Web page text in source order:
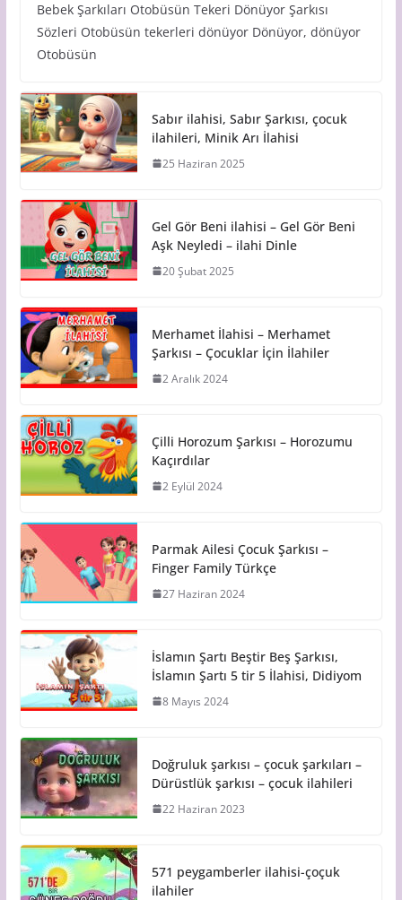
Bebek Şarkıları Otobüsün Tekeri Dönüyor Şarkısı
Sözleri Otobüsün tekerleri dönüyor Dönüyor, dönüyor
Otobüsün
Sabır ilahisi, Sabır Şarkısı, çocuk
ilahileri, Minik Arı İlahisi
25 Haziran 2025
Gel Gör Beni ilahisi – Gel Gör Beni
Aşk Neyledi – ilahi Dinle
20 Şubat 2025
Merhamet İlahisi – Merhamet
Şarkısı – Çocuklar İçin İlahiler
2 Aralık 2024
Çilli Horozum Şarkısı – Horozumu
Kaçırdılar
2 Eylül 2024
Parmak Ailesi Çocuk Şarkısı –
Finger Family Türkçe
27 Haziran 2024
İslamın Şartı Beştir Beş Şarkısı,
İslamın Şartı 5 tir 5 İlahisi, Didiyom
8 Mayıs 2024
Doğruluk şarkısı – çocuk şarkıları –
Dürüstlük şarkısı – çocuk ilahileri
22 Haziran 2023
571 peygamberler ilahisi-çoçuk
ilahiler